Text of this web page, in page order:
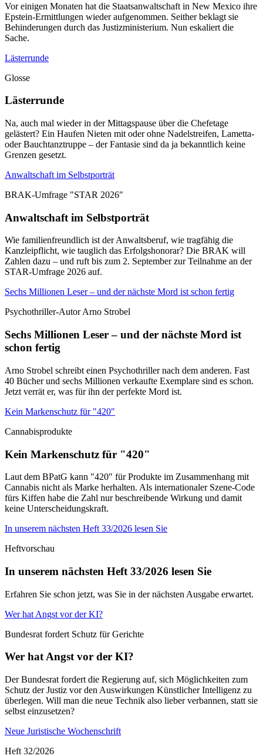
Vor einigen Monaten hat die Staatsanwaltschaft in New Mexico ihre
Epstein-Ermittlungen wieder aufgenommen. Seither beklagt sie
Behinderungen durch das Justizministerium. Nun eskaliert die
Sache.
Lästerrunde
Glosse
Lästerrunde
Na, auch mal wieder in der Mittagspause über die Chefetage
gelästert? Ein Haufen Nieten mit oder ohne Nadelstreifen, Lametta-
oder Bauchtanztruppe – der Fantasie sind da ja bekanntlich keine
Grenzen gesetzt.
Anwaltschaft im Selbstporträt
BRAK-Umfrage "STAR 2026"
Anwaltschaft im Selbstporträt
Wie familienfreundlich ist der Anwaltsberuf, wie tragfähig die
Kanzleipflicht, wie tauglich das Erfolgshonorar? Die BRAK will
Zahlen dazu – und ruft bis zum 2. September zur Teilnahme an der
STAR-Umfrage 2026 auf.
Sechs Millionen Leser – und der nächste Mord ist schon fertig
Psychothriller-Autor Arno Strobel
Sechs Millionen Leser – und der nächste Mord ist
schon fertig
Arno Strobel schreibt einen Psychothriller nach dem anderen. Fast
40 Bücher und sechs Millionen verkaufte Exemplare sind es schon.
Jetzt verrät er, was für ihn der perfekte Mord ist.
Kein Markenschutz für "420"
Cannabisprodukte
Kein Markenschutz für "420"
Laut dem BPatG kann "420" für Produkte im Zusammenhang mit
Cannabis nicht als Marke herhalten. Als internationaler Szene-Code
fürs Kiffen habe die Zahl nur beschreibende Wirkung und damit
keine Unterscheidungskraft.
In unserem nächsten Heft 33/2026 lesen Sie
Heftvorschau
In unserem nächsten Heft 33/2026 lesen Sie
Erfahren Sie schon jetzt, was Sie in der nächsten Ausgabe erwartet.
Wer hat Angst vor der KI?
Bundesrat fordert Schutz für Gerichte
Wer hat Angst vor der KI?
Der Bundesrat fordert die Regierung auf, sich Möglichkeiten zum
Schutz der Justiz vor den Auswirkungen Künstlicher Intelligenz zu
überlegen. Will man die neue Technik also lieber verbannen, statt sie
selbst einzusetzen?
Neue Juristische Wochenschrift
Heft 32/2026